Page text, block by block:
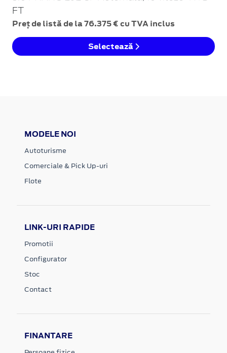
FT
Preț de listă de la 76.375 € cu TVA inclus
Selectează
MODELE NOI
Autoturisme
Comerciale & Pick Up-uri
Flote
LINK-URI RAPIDE
Promotii
Configurator
Stoc
Contact
FINANTARE